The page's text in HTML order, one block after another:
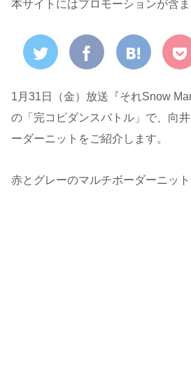
本サイトにはプロモーションが含
1月31日（金）放送『それSnow
の「完コピダンスバトル」で、向
ーダーニットをご紹介します。
赤とグレーのマルチボーダーニット